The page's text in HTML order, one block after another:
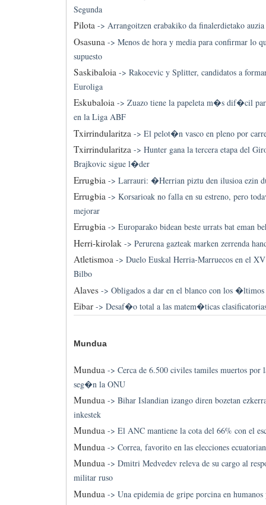
Segunda
Pilota-> Arrangoitzen erabakiko da finalerdietako auzia
Osasuna -> Menos de hora y media para confirmar lo
supuesto
Saskibaloia-> Rakocevic y Splitter, candidatos a
Euroliga
Eskubaloia-> Zuazo tiene la papeleta m�s dif�cil
en la Liga ABF
Txirrindularitza -> El pelot�n vasco en pleno por
Txirrindularitza-> Hunter gana la tercera etapa del
Brajkovic sigue l�der
Errugbia -> Larrauri: �Herrian piztu den ilusioa ezin
Errugbia-> Korsarioak no falla en su estreno, pero
mejorar
Errugbia-> Europarako bidean beste urrats bat eman
Herri-kirolak -> Perurena gazteak marken zerrenda
Atletismoa-> Duelo Euskal Herria-Marruecos en el
Bilbo
Alaves-> Obligados a dar en el blanco con los �ltimos
Eibar-> Desaf�o total a las matem�ticas
Mundua
Mundua -> Cerca de 6.500 civiles tamiles muertos por
seg�n la ONU
Mundua-> Bihar Islandian izango diren bozetan
inkestek
Mundua-> El ANC mantiene la cota del 66% con el
Mundua-> Correa, favorito en las elecciones
Mundua-> Dmitri Medvedev releva de su cargo al
militar ruso
Mundua -> Una epidemia de gripe porcina en humanos